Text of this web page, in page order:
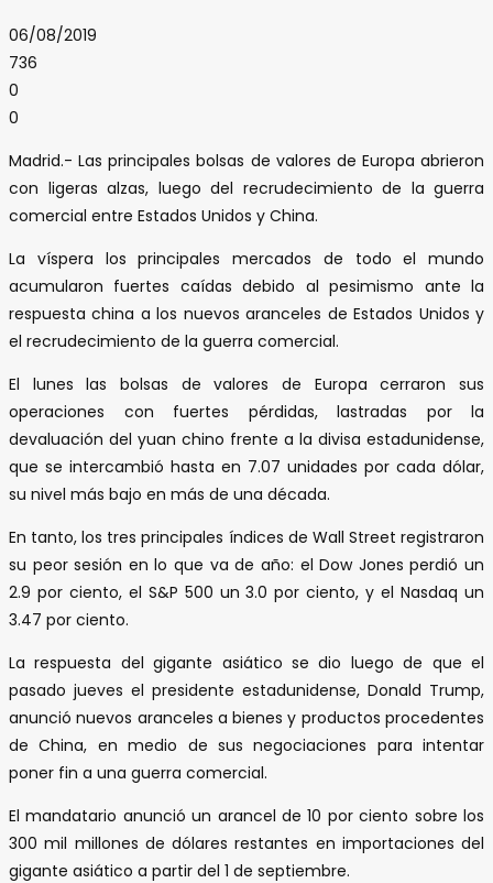
06/08/2019
736
0
0
Madrid.- Las principales bolsas de valores de Europa abrieron
con ligeras alzas, luego del recrudecimiento de la guerra
comercial entre Estados Unidos y China.
La víspera los principales mercados de todo el mundo
acumularon fuertes caídas debido al pesimismo ante la
respuesta china a los nuevos aranceles de Estados Unidos y
el recrudecimiento de la guerra comercial.
El lunes las bolsas de valores de Europa cerraron sus
operaciones con fuertes pérdidas, lastradas por la
devaluación del yuan chino frente a la divisa estadunidense,
que se intercambió hasta en 7.07 unidades por cada dólar,
su nivel más bajo en más de una década.
En tanto, los tres principales índices de Wall Street registraron
su peor sesión en lo que va de año: el Dow Jones perdió un
2.9 por ciento, el S&P 500 un 3.0 por ciento, y el Nasdaq un
3.47 por ciento.
La respuesta del gigante asiático se dio luego de que el
pasado jueves el presidente estadunidense, Donald Trump,
anunció nuevos aranceles a bienes y productos procedentes
de China, en medio de sus negociaciones para intentar
poner fin a una guerra comercial.
El mandatario anunció un arancel de 10 por ciento sobre los
300 mil millones de dólares restantes en importaciones del
gigante asiático a partir del 1 de septiembre.